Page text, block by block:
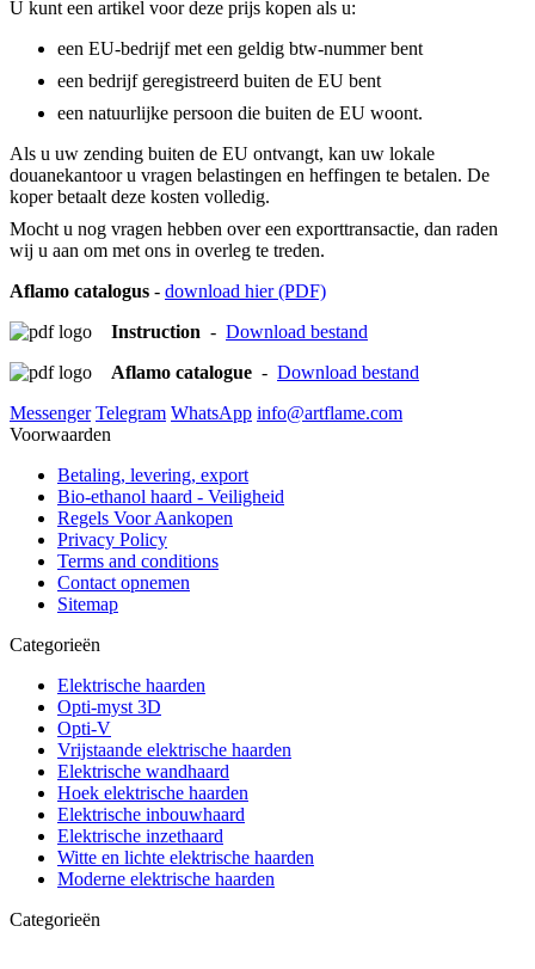
U kunt een artikel voor deze prijs kopen als u:
een EU-bedrijf met een geldig btw-nummer bent
een bedrijf geregistreerd buiten de EU bent
een natuurlijke persoon die buiten de EU woont.
Als u uw zending buiten de EU ontvangt, kan uw lokale
douanekantoor u vragen belastingen en heffingen te betalen. De
koper betaalt deze kosten volledig.
Mocht u nog vragen hebben over een exporttransactie, dan raden
wij u aan om met ons in overleg te treden.
Aflamo catalogus - download hier (PDF)
Instruction - Download bestand
Aflamo catalogue - Download bestand
Messenger Telegram WhatsApp info@artflame.com
Voorwaarden
Betaling, levering, export
Bio-ethanol haard - Veiligheid
Regels Voor Aankopen
Privacy Policy
Terms and conditions
Contact opnemen
Sitemap
Categorieën
Elektrische haarden
Opti-myst 3D
Opti-V
Vrijstaande elektrische haarden
Elektrische wandhaard
Hoek elektrische haarden
Elektrische inbouwhaard
Elektrische inzethaard
Witte en lichte elektrische haarden
Moderne elektrische haarden
Categorieën